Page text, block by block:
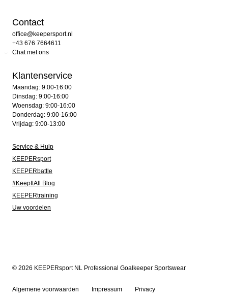
Contact
office@keepersport.nl
+43 676 7664611
Chat met ons
Klantenservice
Maandag: 9:00-16:00
Dinsdag: 9:00-16:00
Woensdag: 9:00-16:00
Donderdag: 9:00-16:00
Vrijdag: 9:00-13:00
Service & Hulp
KEEPERsport
KEEPERbattle
#KeepItAll Blog
KEEPERtraining
Uw voordelen
© 2026 KEEPERsport NL Professional Goalkeeper Sportswear
Algemene voorwaarden Impressum Privacy